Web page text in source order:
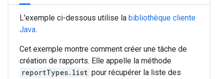
L'exemple ci-dessous utilise la bibliothèque cliente
Java.
Cet exemple montre comment créer une tâche de
création de rapports. Elle appelle la méthode
reportTypes.list pour récupérer la liste des